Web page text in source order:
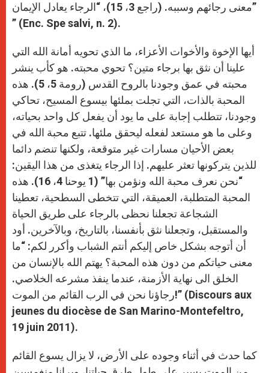
معنى رجائهم وسببه. (راجع 3، 15)، “الرجاء يعادل الإيمان”
” (Enc. Spe salvi, n. 2).
أيها الإخوة والأخوات الأعزاء، ما الذي تحويه أمانة الله التي
علينا أن نثق بها برجاء متين؟ تحوي محبته. هو كأب ينشر
محبته في عمق وجودنا بالروح القدس (رومة 5، 5). هذه
المحبة بالذات، التي تجلت بملئها بيسوع المسيح، تحاكي
وجودنا، تتطلب إجابة على ما يود أن يفعل كل واحد بحياته،
وعلى ما هو مستعد لفعله ليحقق ملئها. تتبع محبة الله في
بعض الأحيان مسارات غير متوقعة، ولكنها تنضم دائما
للذين يتركونها تعثر عليهم. إذا الرجاء يتغذى من هذا اليقين:
“نحن نعرف محبة الله ونؤمن بها” (1 يوحنا 4، 16). هذه
المحبة المتطلبة، العميقة، التي تتخطى السطحية، تعطينا
الشجاعة تجعلنا نحظى بالرجاء على طريق الحياة
والمستقبل، وتجعلنا نثق بأنفسنا، بالتاريخ، وبالآخرين. أود
أن أتوجه بشكل خاص إليكم أنتم الشباب وأكرر لكم: “ما
معنى حياتكم من دون هذه المحبة؟ يهتم الله بالإنسان من
الخلق الى نهاية الأزمنة، عندما ينفذ مشرعه الخلاصي.
رجاؤنا نحن في الرب القائم من الموت!” (Discours aux
jeunes du diocèse de San Marino-Montefeltro,
19 juin 2011).
كما حدث في أثناء وجوده على الأرض، لا يزال يسوع القائم